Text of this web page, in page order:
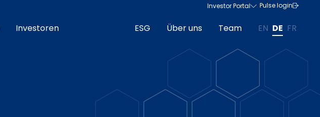
Investor Portal Pulse login
Investoren ESG Über uns Team EN DE FR